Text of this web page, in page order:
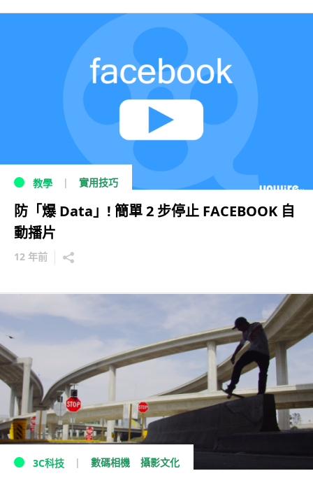
教學 實用技巧
防「爆 Data」! 簡單 2 步停止 FACEBOOK 自
動播片
12 年前
3C科技 數碼相機 攝影文化